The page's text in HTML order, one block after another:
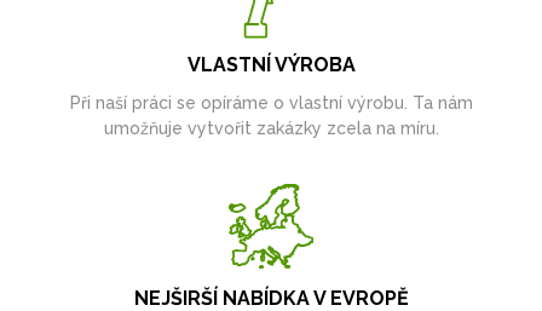
VLASTNÍ VÝROBA
Při naší práci se opíráme o vlastní výrobu. Ta nám
umožňuje vytvořit zakázky zcela na míru.
NEJŠIRŠÍ NABÍDKA V EVROPĚ